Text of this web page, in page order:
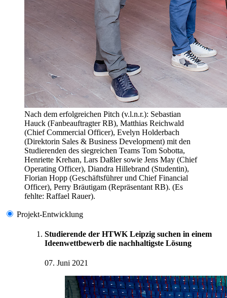
Nach dem erfolgreichen Pitch (v.l.n.r.): Sebastian
Hauck (Fanbeauftragter RB), Matthias Reichwald
(Chief Commercial Officer), Evelyn Holderbach
(Direktorin Sales & Business Development) mit den
Studierenden des siegreichen Teams Tom Sobotta,
Henriette Krehan, Lars Daßler sowie Jens May (Chief
Operating Officer), Diandra Hillebrand (Studentin),
Florian Hopp (Geschäftsführer und Chief Financial
Officer), Perry Bräutigam (Repräsentant RB). (Es
fehlte: Raffael Rauer).
Projekt-Entwicklung
Studierende der HTWK Leipzig suchen in einem
Ideenwettbewerb die nachhaltigste Lösung
07. Juni 2021